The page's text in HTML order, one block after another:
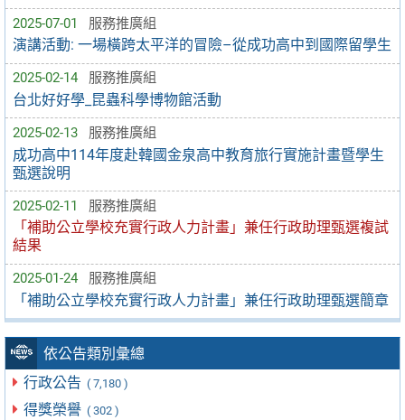
2025-07-01 服務推廣組
演講活動: 一場橫跨太平洋的冒險–從成功高中到國際留學生
2025-02-14 服務推廣組
台北好好學_昆蟲科學博物館活動
2025-02-13 服務推廣組
成功高中114年度赴韓國金泉高中教育旅行實施計畫暨學生
甄選說明
2025-02-11 服務推廣組
「補助公立學校充實行政人力計畫」兼任行政助理甄選複試
結果
2025-01-24 服務推廣組
「補助公立學校充實行政人力計畫」兼任行政助理甄選簡章
依公告類別彙總
行政公告 ( 7,180 )
得獎榮譽 ( 302 )